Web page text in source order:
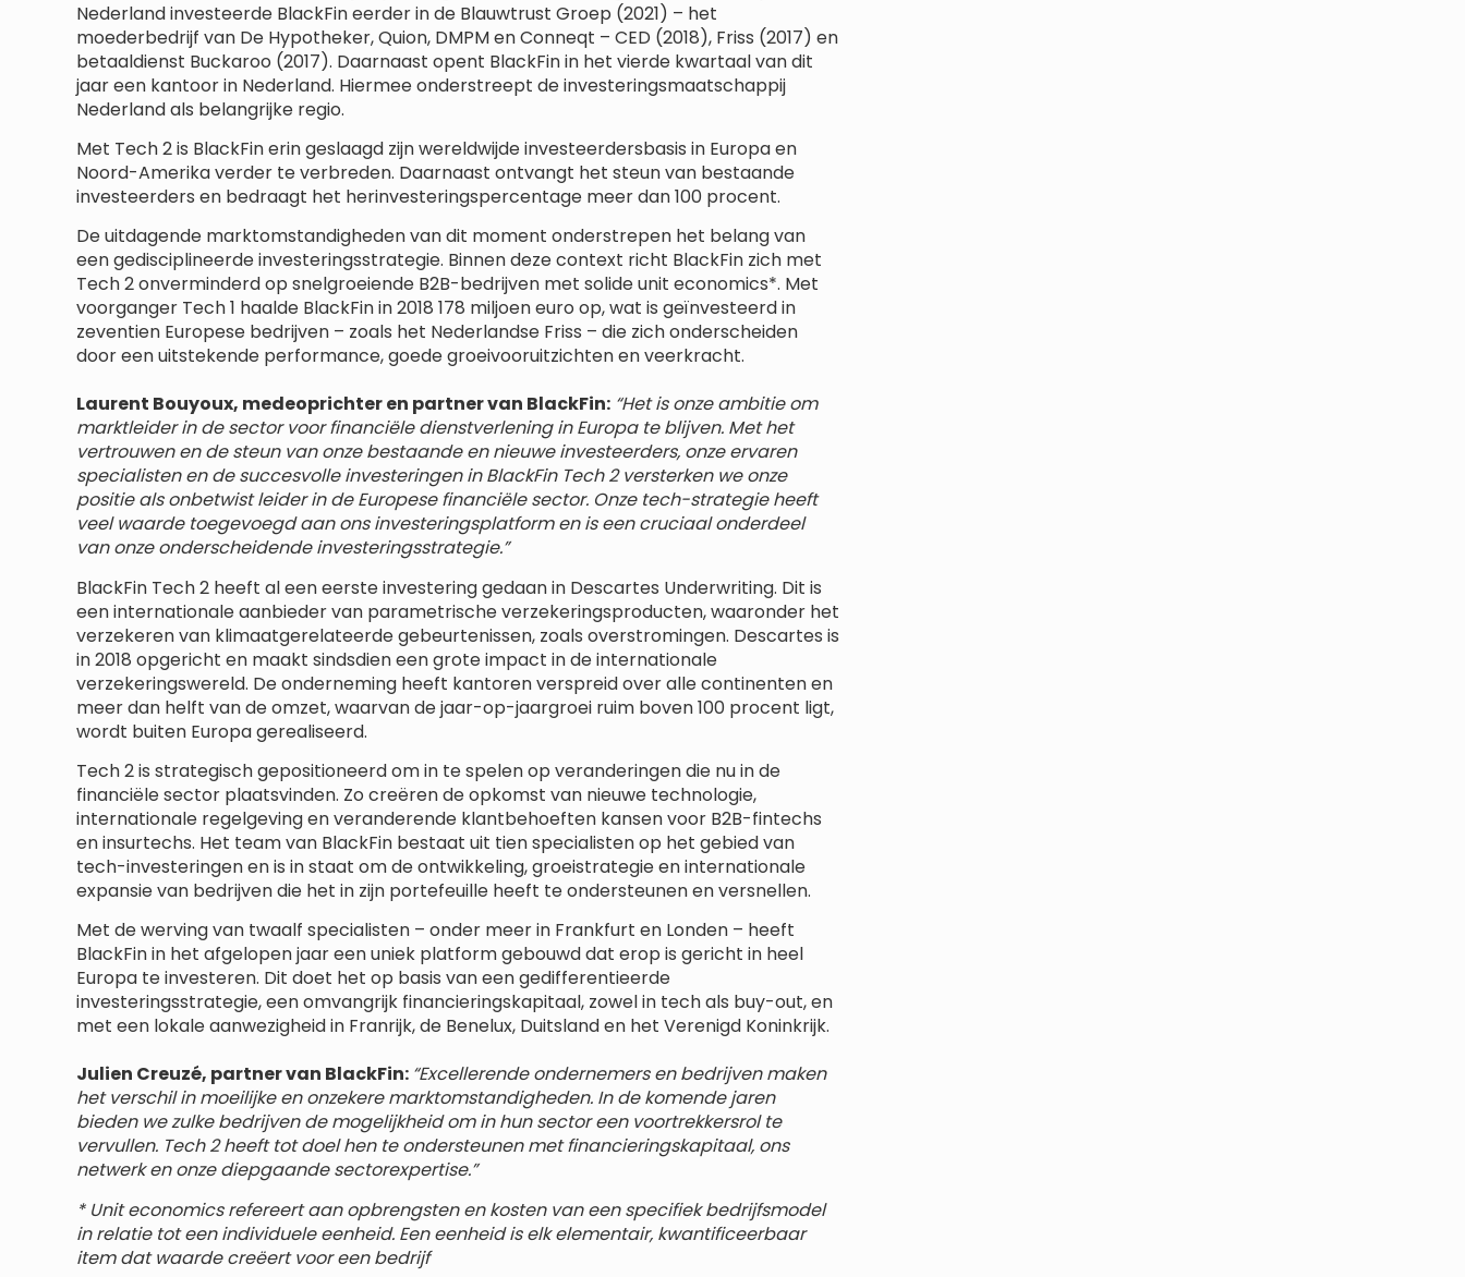
Nederland investeerde BlackFin eerder in de Blauwtrust Groep (2021) – het
moederbedrijf van De Hypotheker, Quion, DMPM en Conneqt – CED (2018), Friss (2017) en
betaaldienst Buckaroo (2017). Daarnaast opent BlackFin in het vierde kwartaal van dit
jaar een kantoor in Nederland. Hiermee onderstreept de investeringsmaatschappij
Nederland als belangrijke regio.
Met Tech 2 is BlackFin erin geslaagd zijn wereldwijde investeerdersbasis in Europa en
Noord-Amerika verder te verbreden. Daarnaast ontvangt het steun van bestaande
investeerders en bedraagt het herinvesteringspercentage meer dan 100 procent.
De uitdagende marktomstandigheden van dit moment onderstrepen het belang van
een gedisciplineerde investeringsstrategie. Binnen deze context richt BlackFin zich met
Tech 2 onverminderd op snelgroeiende B2B-bedrijven met solide unit economics*. Met
voorganger Tech 1 haalde BlackFin in 2018 178 miljoen euro op, wat is geïnvesteerd in
zeventien Europese bedrijven – zoals het Nederlandse Friss – die zich onderscheiden
door een uitstekende performance, goede groeivooruitzichten en veerkracht.
Laurent Bouyoux, medeoprichter en partner van BlackFin: “Het is onze ambitie om
marktleider in de sector voor financiële dienstverlening in Europa te blijven. Met het
vertrouwen en de steun van onze bestaande en nieuwe investeerders, onze ervaren
specialisten en de succesvolle investeringen in BlackFin Tech 2 versterken we onze
positie als onbetwist leider in de Europese financiële sector. Onze tech-strategie heeft
veel waarde toegevoegd aan ons investeringsplatform en is een cruciaal onderdeel
van onze onderscheidende investeringsstrategie.”
BlackFin Tech 2 heeft al een eerste investering gedaan in Descartes Underwriting. Dit is
een internationale aanbieder van parametrische verzekeringsproducten, waaronder het
verzekeren van klimaatgerelateerde gebeurtenissen, zoals overstromingen. Descartes is
in 2018 opgericht en maakt sindsdien een grote impact in de internationale
verzekeringswereld. De onderneming heeft kantoren verspreid over alle continenten en
meer dan helft van de omzet, waarvan de jaar-op-jaargroei ruim boven 100 procent ligt,
wordt buiten Europa gerealiseerd.
Tech 2 is strategisch gepositioneerd om in te spelen op veranderingen die nu in de
financiële sector plaatsvinden. Zo creëren de opkomst van nieuwe technologie,
internationale regelgeving en veranderende klantbehoeften kansen voor B2B-fintechs
en insurtechs. Het team van BlackFin bestaat uit tien specialisten op het gebied van
tech-investeringen en is in staat om de ontwikkeling, groeistrategie en internationale
expansie van bedrijven die het in zijn portefeuille heeft te ondersteunen en versnellen.
Met de werving van twaalf specialisten – onder meer in Frankfurt en Londen – heeft
BlackFin in het afgelopen jaar een uniek platform gebouwd dat erop is gericht in heel
Europa te investeren. Dit doet het op basis van een gedifferentieerde
investeringsstrategie, een omvangrijk financieringskapitaal, zowel in tech als buy-out, en
met een lokale aanwezigheid in Franrijk, de Benelux, Duitsland en het Verenigd Koninkrijk.
Julien Creuzé, partner van BlackFin: “Excellerende ondernemers en bedrijven maken
het verschil in moeilijke en onzekere marktomstandigheden. In de komende jaren
bieden we zulke bedrijven de mogelijkheid om in hun sector een voortrekkersrol te
vervullen. Tech 2 heeft tot doel hen te ondersteunen met financieringskapitaal, ons
netwerk en onze diepgaande sectorexpertise.”
* Unit economics refereert aan opbrengsten en kosten van een specifiek bedrijfsmodel
in relatie tot een individuele eenheid. Een eenheid is elk elementair, kwantificeerbaar
item dat waarde creëert voor een bedrijf